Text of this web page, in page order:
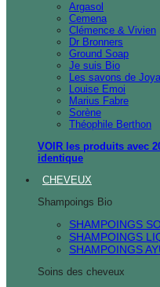
Argasol
Cemena
Clémence & Vivien
Dr Bronners
Ground Soap
Je suis Bio
Les savons de Joya
Louise Emoi
Marius Fabre
Sorène
Théophile Berthon
VOIR les produits avec
identique
CHEVEUX
Shampoings Bio
SHAMPOINGS
SHAMPOINGS
SHAMPOINGS
Soins des cheveux